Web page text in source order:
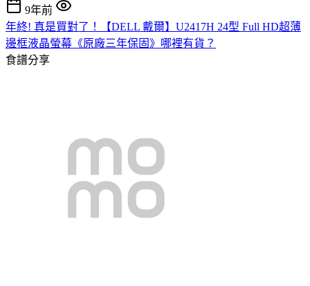
9年前
年終! 真是買對了！【DELL 戴爾】U2417H 24型 Full HD超薄
邊框液晶螢幕《原廠三年保固》哪裡有貨？
食譜分享